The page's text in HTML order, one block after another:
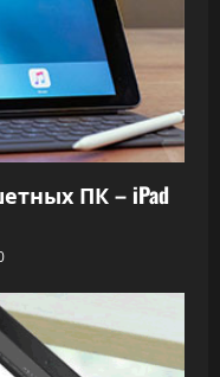
ПК – iPad